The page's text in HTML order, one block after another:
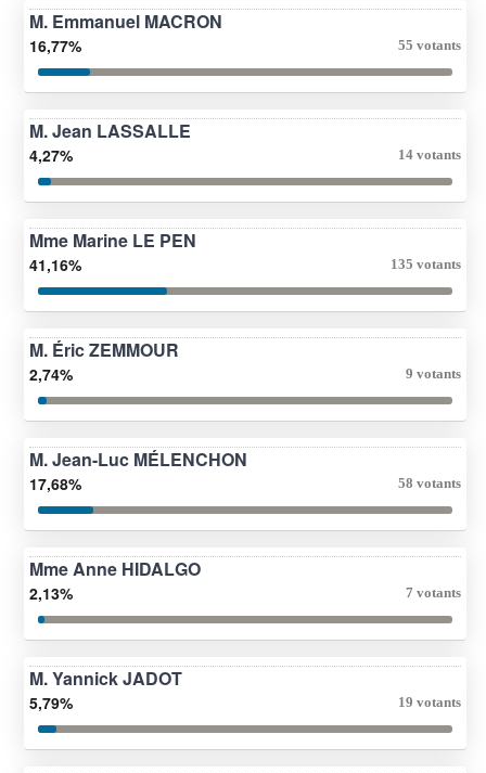
M. Emmanuel MACRON
16,77% 55 votants
M. Jean LASSALLE
4,27% 14 votants
Mme Marine LE PEN
41,16% 135 votants
M. Éric ZEMMOUR
2,74% 9 votants
M. Jean-Luc MÉLENCHON
17,68% 58 votants
Mme Anne HIDALGO
2,13% 7 votants
M. Yannick JADOT
5,79% 19 votants